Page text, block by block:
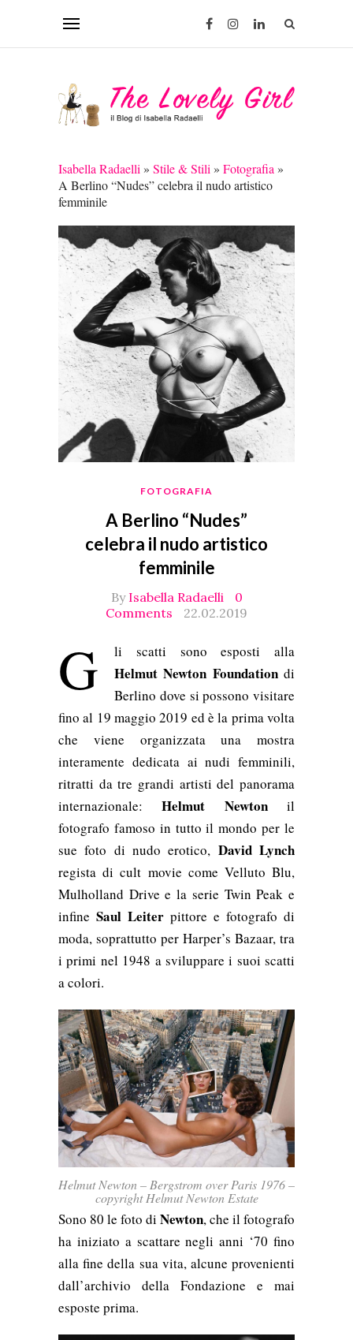
Isabella Radaelli » Stile & Stili » Fotografia »
A Berlino “Nudes” celebra il nudo artistico
femminile
FOTOGRAFIA
A Berlino “Nudes”
celebra il nudo artistico
femminile
By Isabella Radaelli
0
Comments
22.02.2019
G li scatti sono esposti alla
Helmut Newton Foundationdi
Berlino dove si possono visitare
fino al 19 maggio 2019 ed è la prima volta
che viene organizzata una mostra
interamente dedicata ai nudi femminili,
ritratti da tre grandi artisti del panorama
internazionale:Helmut Newtonil
fotografo famoso in tutto il mondo per le
sue foto di nudo erotico, David Lynch
regista di cult movie come Velluto Blu,
Mulholland Drive e la serie Twin Peak e
infine Saul Leiter pittore e fotografo di
moda, soprattutto per Harper’s Bazaar, tra
i primi nel 1948 a sviluppare i suoi scatti
a colori.
Helmut Newton – Bergstrom over Paris 1976 –
copyright Helmut Newton Estate
Sono 80 le foto di Newton, che il fotografo
ha iniziato a scattare negli anni ‘70 fino
alla fine della sua vita, alcune provenienti
dall’archivio della Fondazione e mai
esposte prima.